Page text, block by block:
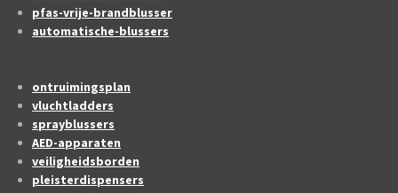
pfas-vrije-brandblusser
automatische-blussers
ontruimingsplan
vluchtladders
sprayblussers
AED-apparaten
veiligheidsborden
pleisterdispensers